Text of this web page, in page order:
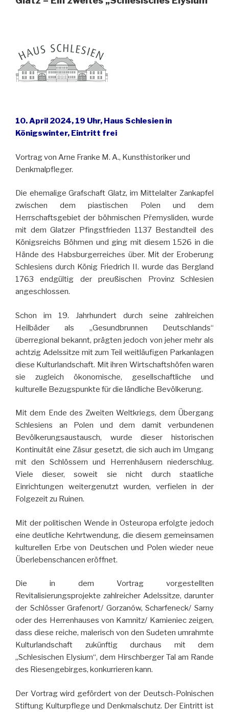
10. April 2024, 19 Uhr, Haus Schlesien in
Königswinter, Eintritt frei
Vortrag von Arne Franke M. A., Kunsthistoriker und
Denkmalpfleger.
Die ehemalige Grafschaft Glatz, im Mittelalter Zankapfel
zwischen dem piastischen Polen und dem
Herrschaftsgebiet der böhmischen Přemysliden, wurde
mit dem Glatzer Pfingstfrieden 1137 Bestandteil des
Königsreichs Böhmen und ging mit diesem 1526 in die
Hände des Habsburgerreiches über. Mit der Eroberung
Schlesiens durch König Friedrich II. wurde das Bergland
1763 endgültig der preußischen Provinz Schlesien
angeschlossen.
Schon im 19. Jahrhundert durch seine zahlreichen
Heilbäder als „Gesundbrunnen Deutschlands“
überregional bekannt, prägten jedoch von jeher mehr als
achtzig Adelssitze mit zum Teil weitläufigen Parkanlagen
diese Kulturlandschaft. Mit ihren Wirtschaftshöfen waren
sie zugleich ökonomische, gesellschaftliche und
kulturelle Bezugspunkte für die ländliche Bevölkerung.
Mit dem Ende des Zweiten Weltkriegs, dem Übergang
Schlesiens an Polen und dem damit verbundenen
Bevölkerungsaustausch, wurde dieser historischen
Kontinuität eine Zäsur gesetzt, die sich auch im Umgang
mit den Schlössern und Herrenhäusern niederschlug.
Viele dieser, soweit sie nicht durch staatliche
Einrichtungen weitergenutzt wurden, verfielen in der
Folgezeit zu Ruinen.
Mit der politischen Wende in Osteuropa erfolgte jedoch
eine deutliche Kehrtwendung, die diesem gemeinsamen
kulturellen Erbe von Deutschen und Polen wieder neue
Überlebenschancen eröffnet.
Die in dem Vortrag vorgestellten
Revitalisierungsprojekte zahlreicher Adelssitze, darunter
der Schlösser Grafenort/ Gorzanów, Scharfeneck/ Sarny
oder des Herrenhauses von Kamnitz/ Kamieniec zeigen,
dass diese reiche, malerisch von den Sudeten umrahmte
Kulturlandschaft zukünftig durchaus mit dem
„Schlesischen Elysium“, dem Hirschberger Tal am Rande
des Riesengebirges, konkurrieren kann.
Der Vortrag wird gefördert von der Deutsch-Polnischen
Stiftung Kulturpflege und Denkmalschutz. Der Eintritt ist